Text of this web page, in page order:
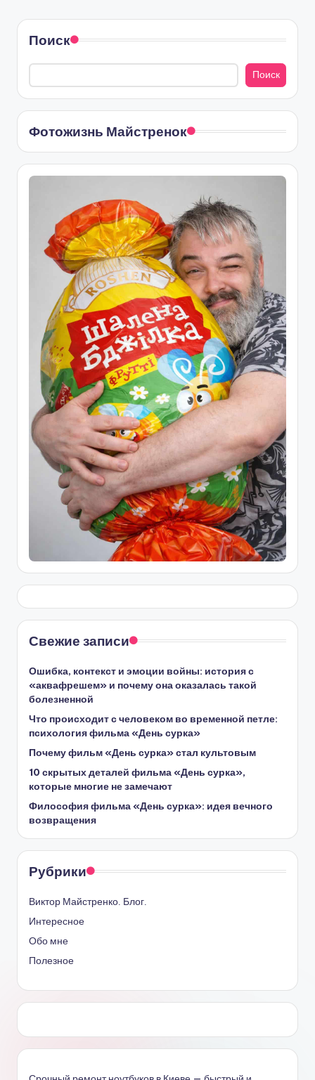
Поиск
Поиск
Фотожизнь Майстренок
Свежие записи
Ошибка, контекст и эмоции войны: история с
«аквафрешем» и почему она оказалась такой
болезненной
Что происходит с человеком во временной петле:
психология фильма «День сурка»
Почему фильм «День сурка» стал культовым
10 скрытых деталей фильма «День сурка»,
которые многие не замечают
Философия фильма «День сурка»: идея вечного
возвращения
Рубрики
Виктор Майстренко. Блог.
Интересное
Обо мне
Полезное